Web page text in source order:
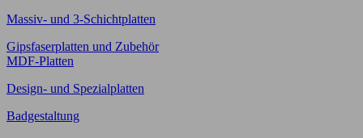
Massiv- und 3-Schichtplatten
Gipsfaserplatten und Zubehör
MDF-Platten
Design- und Spezialplatten
Badgestaltung